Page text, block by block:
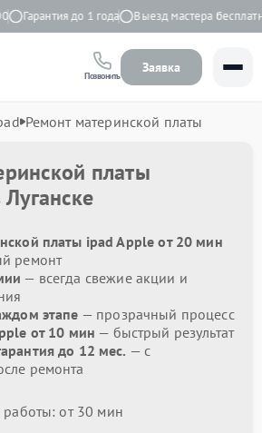
Гарантия до 1 года Выезд мастера бесплатно
Позвонить
Заявка
Ремонт материнской платы
платы
Луганске
платы ipad Apple от 20 мин
ремонт
— всегда свежие акции и
этапе — прозрачный процесс
от 10 мин — быстрый результат
до 12 мес. — с
ремонта
от 30 мин